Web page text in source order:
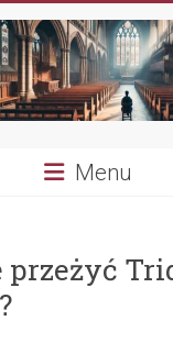
Menu
przeżyć